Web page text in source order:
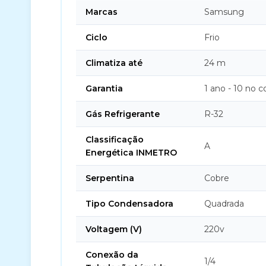
Marcas Samsung
Ciclo Frio
Climatiza até 24 m
Garantia 1 ano - 10 no
Gás Refrigerante R-32
Classificação
Energética INMETRO
A
Serpentina Cobre
Tipo Condensadora Quadrada
Voltagem (V) 220v
Conexão da
1/4